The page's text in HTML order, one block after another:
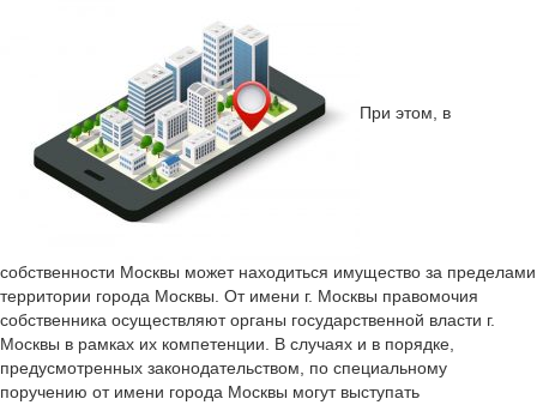
При этом, в
собственности Москвы может находиться имущество за пределами
территории города Москвы. От имени г. Москвы правомочия
собственника осуществляют органы государственной власти г.
Москвы в рамках их компетенции. В случаях и в порядке,
предусмотренных законодательством, по специальному
поручению от имени города Москвы могут выступать